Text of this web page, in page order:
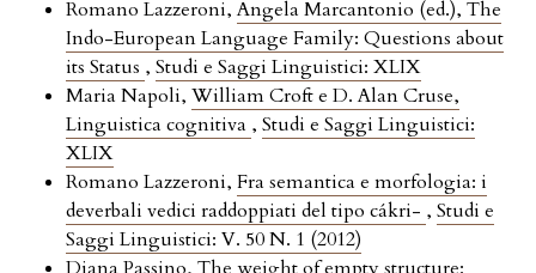
Romano Lazzeroni,Angela Marcantonio (ed.), The
Indo-European Language Family: Questions about
its Status , Studi e Saggi Linguistici: XLIX
Maria Napoli, William Croft e D. Alan Cruse,
Linguistica cognitiva , Studi e Saggi Linguistici:
XLIX
Romano Lazzeroni, Fra semantica e morfologia: i
deverbali vedici raddoppiati del tipo cákri- , Studi e
Saggi Linguistici: V. 50 N. 1 (2012)